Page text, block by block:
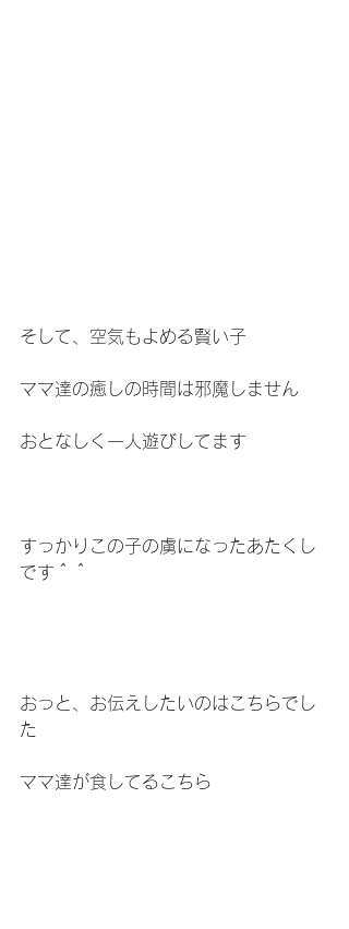
そして、空気もよめる賢い子
ママ達の癒しの時間は邪魔しません
おとなしく一人遊びしてます
すっかりこの子の虜になったあたくし
です＾＾
おっと、お伝えしたいのはこちらでし
た
ママ達が食してるこちら